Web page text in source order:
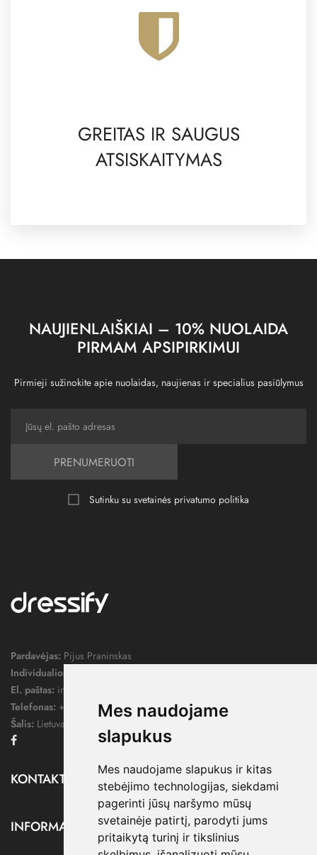
Mes naudojame
slapukus
Mes naudojame slapukus ir kitas
stebėjimo technologijas, siekdami
pagerinti jūsų naršymo mūsų
svetainėje patirtį, parodyti jums
pritaikytą turinį ir tikslinius
GREITAS IR SAUGUS
ATSISKAITYMAS
NAUJIENLAIŠKIAI – 10% NUOLAIDA
PIRMAM APSIPIRKIMUI
Pirmieji sužinokite apie nuolaidas, naujienas ir specialius pasiūlymus
PRENUMERUOTI
Sutinku su svetainės privatumo politika
Pardavėjas: Pijus Praninskas
Individualios veiklos pažymos nr.:
El. paštas: info@dressify.lt
Telefonas: +370 676 78578
Šalis: Lietuva
KONTAKTAI
INFORMACIJA